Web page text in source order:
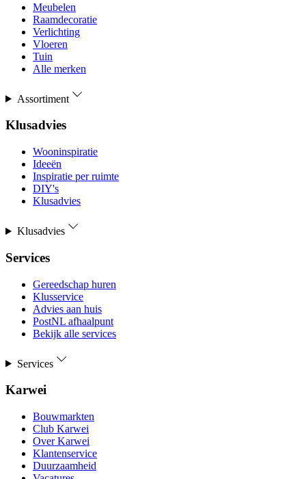
Meubelen
Raamdecoratie
Verlichting
Vloeren
Tuin
Alle merken
Assortiment
Klusadvies
Wooninspiratie
Ideeën
Inspiratie per ruimte
DIY's
Klusadvies
Klusadvies
Services
Gereedschap huren
Klusservice
Advies aan huis
PostNL afhaalpunt
Bekijk alle services
Services
Karwei
Bouwmarkten
Club Karwei
Over Karwei
Klantenservice
Duurzaamheid